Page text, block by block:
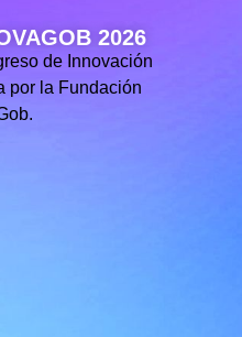
2026
de Innovación
por la Fundación